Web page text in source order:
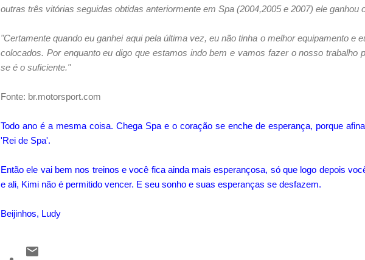
outras três vitórias seguidas obtidas anteriormente em Spa (2004,2005 e 2007) ele ganhou o
"Certamente quando eu ganhei aqui pela última vez, eu não tinha o melhor equipamento e
colocados. Por enquanto eu digo que estamos indo bem e vamos fazer o nosso trabalho
se é o suficiente."
Fonte: br.motorsport.com
Todo ano é a mesma coisa. Chega Spa e o coração se enche de esperança, porque
'Rei de Spa'.
Então ele vai bem nos treinos e você fica ainda mais esperançosa, só que logo depois
e ali, Kimi não é permitido vencer. E seu sonho e suas esperanças se desfazem.
Beijinhos, Ludy